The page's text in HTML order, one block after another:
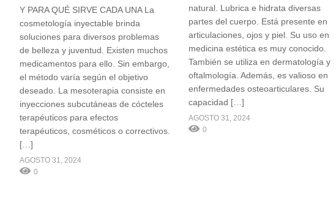
Y PARA QUÉ SIRVE CADA UNA La
cosmetología inyectable brinda
soluciones para diversos problemas
de belleza y juventud. Existen muchos
medicamentos para ello. Sin embargo,
el método varía según el objetivo
deseado. La mesoterapia consiste en
inyecciones subcutáneas de cócteles
terapéuticos para efectos
terapéuticos, cosméticos o correctivos.
[…]
AGOSTO 31, 2024
0
natural. Lubrica e hidrata diversas
partes del cuerpo. Está presente en
articulaciones, ojos y piel. Su uso en
medicina estética es muy conocido.
También se utiliza en dermatología y
oftalmología. Además, es valioso en
enfermedades osteoarticulares. Su
capacidad […]
AGOSTO 31, 2024
0